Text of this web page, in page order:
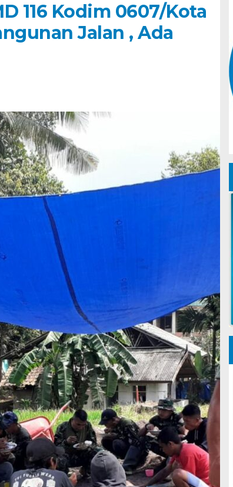
116 Kodim 0607/Kota
Jalan , Ada